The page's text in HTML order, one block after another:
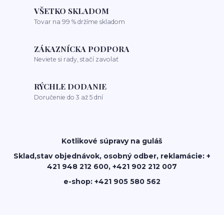
VŠETKO SKLADOM
Tovar na 99 % držíme skladom
ZÁKAZNÍCKA PODPORA
Neviete si rady, stačí zavolať
RÝCHLE DODANIE
Doručenie do 3 až 5 dní
Kotlikové súpravy na guláš
Sklad,stav objednávok, osobný odber, reklamácie: +
421 948 212 600, +421 902 212 007
e-shop: +421 905 580 562